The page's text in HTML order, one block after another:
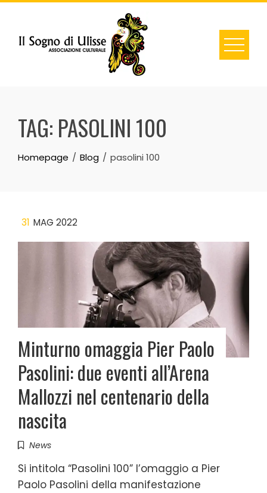
Skip
content
TAG: PASOLINI 100
Homepage Blog pasolini 100
31 MAG 2022
Minturno omaggia Pier Paolo
Pasolini: due eventi all’Arena
Mallozzi nel centenario della
nascita
News
Si intitola “Pasolini 100” l’omaggio a Pier
Paolo Pasolini della manifestazione